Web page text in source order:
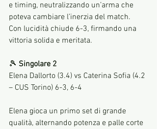
e timing, neutralizzando un’arma che
poteva cambiare l’inerzia del match.
Con lucidità chiude 6-3, firmando una
vittoria solida e meritata.
🎾 Singolare 2
Elena Dallorto (3.4) vs Caterina Sofia (4.2
– CUS Torino) 6-3, 6-4
Elena gioca un primo set di grande
qualità, alternando potenza e palle corte